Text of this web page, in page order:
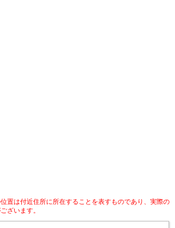
置は付近住所に所在することを表すものであり、実際の
ざいます。